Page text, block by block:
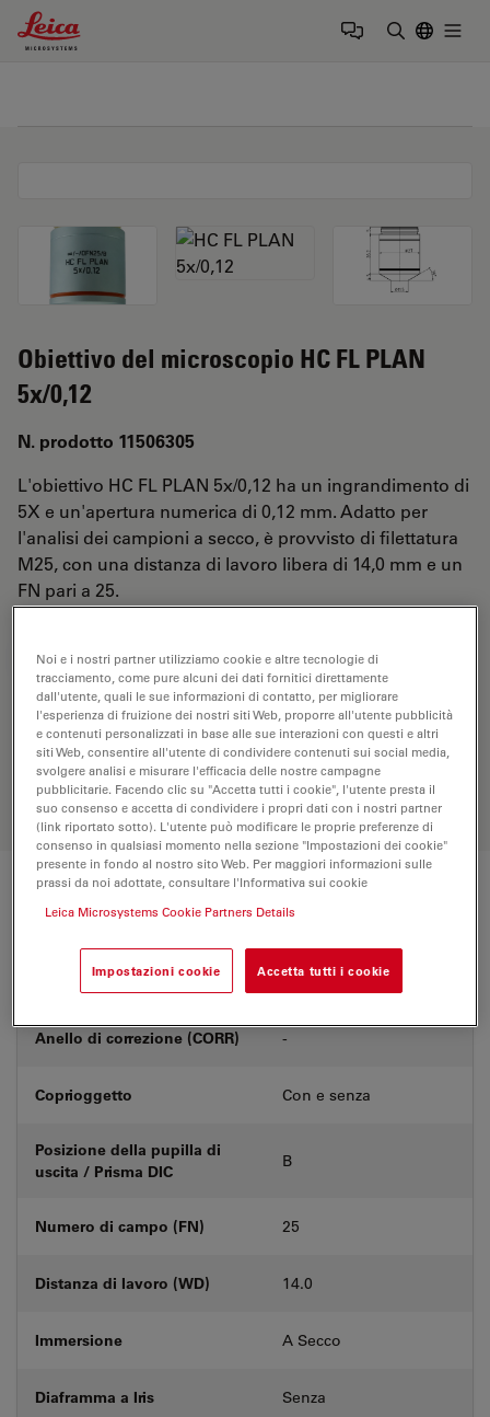
Leica Microsystems Logo
Obiettivo del microscopio HC FL PLAN
5x/0,12
N. prodotto 11506305
L'obiettivo HC FL PLAN 5x/0,12 ha un ingrandimento di
5X e un'apertura numerica di 0,12 mm. Adatto per
l'analisi dei campioni a secco, è provvisto di filettatura
M25, con una distanza di lavoro libera di 14,0 mm e un
FN pari a 25.
RICHIESTA DI PREVENTIVO
Scopri la soluzione perfetta. Esplora il
nostroObjective Finder, confronta le
alternative e trova l’opzione più
adatta alle tue esigenze.
Specifiche tecniche
Numero di prodotto 11506305
Anello di correzione (CORR) -
Coprioggetto Con e senza
Posizione della pupilla di
uscita / Prisma DIC
B
Numero di campo (FN) 25
Distanza di lavoro (WD) 14.0
Immersione A Secco
Diaframma a Iris Senza
Noi e i nostri partner utilizziamo cookie e altre tecnologie di
tracciamento, come pure alcuni dei dati fornitici direttamente
dall'utente, quali le sue informazioni di contatto, per migliorare
l'esperienza di fruizione dei nostri siti Web, proporre all'utente pubblicità
e contenuti personalizzati in base alle sue interazioni con questi e altri
siti Web, consentire all'utente di condividere contenuti sui social media,
svolgere analisi e misurare l'efficacia delle nostre campagne
pubblicitarie. Facendo clic su "Accetta tutti i cookie", l'utente presta il
suo consenso e accetta di condividere i propri dati con i nostri partner
(link riportato sotto). L'utente può modificare le proprie preferenze di
consenso in qualsiasi momento nella sezione "Impostazioni dei cookie"
presente in fondo al nostro sito Web. Per maggiori informazioni sulle
prassi da noi adottate, consultare l'Informativa sui cookie
Leica Microsystems Cookie Partners Details
Impostazioni cookie Accetta tutti i cookie